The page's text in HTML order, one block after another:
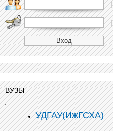
ВУЗЫ
УДГАУ(ИжГСХА)